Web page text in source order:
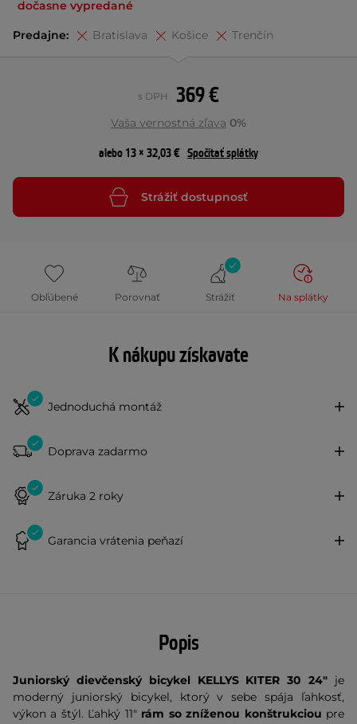
dočasne vypredané
Predajne: Bratislava Košice Trenčín
369 €
s DPH
Vaša vernostná zľava 0%
alebo 13 × 32,03 € Spočítať splátky
Strážiť dostupnosť
Obľúbené Porovnať Strážiť Na splátky
K nákupu získavate
Jednoduchá montáž
Doprava zadarmo
Záruka 2 roky
Garancia vrátenia peňazí
Popis
Juniorský dievčenský bicykel KELLYS KITER 30 24" je
moderný juniorský bicykel, ktorý v sebe spája ľahkosť,
výkon a štýl. Ľahký 11" rám so zníženou konštrukciou pre